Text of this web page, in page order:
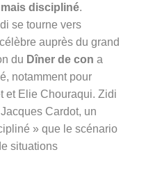
mais discipliné.
se tourne vers
auprès du grand
du Dîner de con a
notamment pour
et Elie Chouraqui. Zidi
Cardot, un
» que le scénario
situations